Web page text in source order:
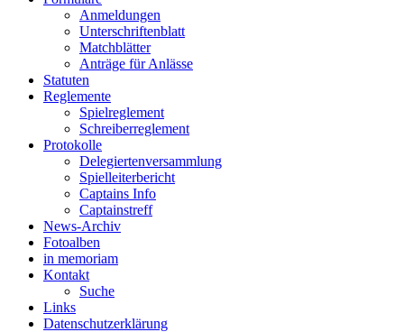
Anmeldungen
Unterschriftenblatt
Matchblätter
Anträge für Anlässe
Statuten
Reglemente
Spielreglement
Schreiberreglement
Protokolle
Delegiertenversammlung
Spielleiterbericht
Captains Info
Captainstreff
News-Archiv
Fotoalben
in memoriam
Kontakt
Suche
Links
Datenschutzerklärung